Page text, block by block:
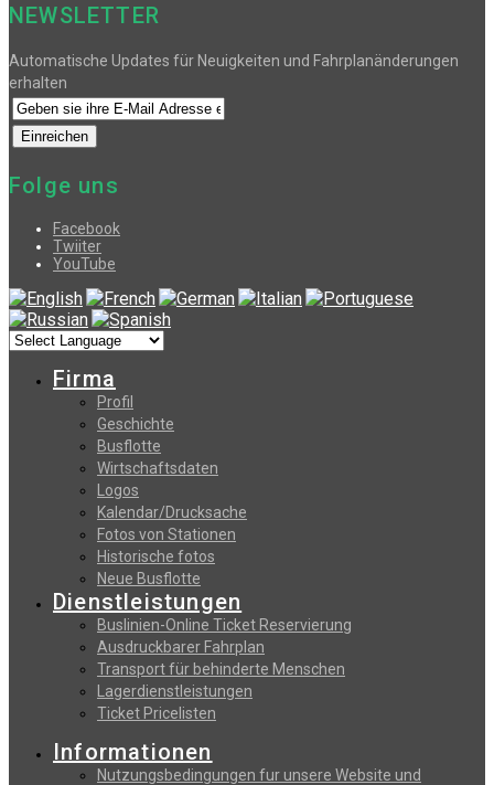
NEWSLETTER
Automatische Updates für Neuigkeiten und Fahrplanänderungen
erhalten
Folge uns
Facebook
Twiiter
YouTube
Firma
Profil
Geschichte
Busflotte
Wirtschaftsdaten
Logos
Kalendar/Drucksache
Fotos von Stationen
Historische fotos
Neue Busflotte
Dienstleistungen
Buslinien-Online Ticket Reservierung
Αusdruckbarer Fahrplan
Transport für behinderte Menschen
Lagerdienstleistungen
Ticket Pricelisten
Informationen
Nutzungsbedingungen fur unsere Website und